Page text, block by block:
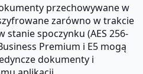
przechowywane w
zarówno w trakcie
stanie spoczynku (AES 256-
Premium i E5 mogą
dokumenty i